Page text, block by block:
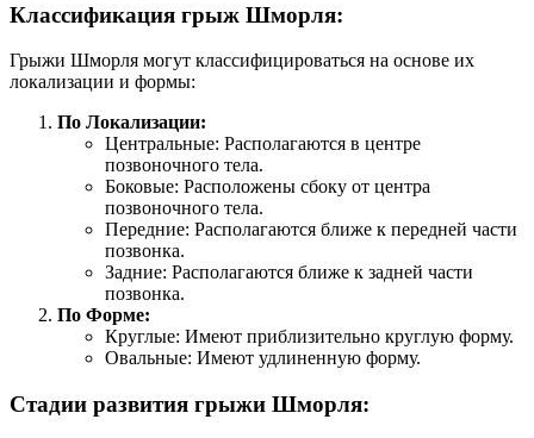
Классификация грыж Шморля:
Грыжи Шморля могут классифицироваться на основе их
локализации и формы:
По Локализации:
Центральные: Располагаются в центре
позвоночного тела.
Боковые: Расположены сбоку от центра
позвоночного тела.
Передние: Располагаются ближе к передней части
позвонка.
Задние: Располагаются ближе к задней части
позвонка.
По Форме:
Круглые: Имеют приблизительно круглую форму.
Овальные: Имеют удлиненную форму.
Стадии развития грыжи Шморля: